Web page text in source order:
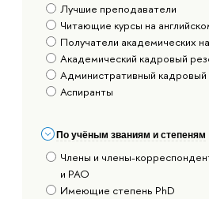
Лучшие преподаватели
Читающие курсы на
Получатели академических
Академический кадровый
Административный кадровый
Аспиранты
По учёным званиям и степеням
Члены и члены-
и РАО
Имеющие степень PhD